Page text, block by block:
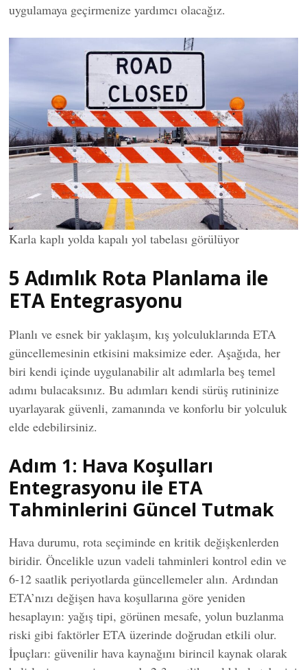
uygulamaya geçirmenize yardımcı olacağız.
Karla kaplı yolda kapalı yol tabelası görülüyor
5 Adımlık Rota Planlama ile
ETA Entegrasyonu
Planlı ve esnek bir yaklaşım, kış yolculuklarında ETA
güncellemesinin etkisini maksimize eder. Aşağıda, her
biri kendi içinde uygulanabilir alt adımlarla beş temel
adımı bulacaksınız. Bu adımları kendi sürüş rutininize
uyarlayarak güvenli, zamanında ve konforlu bir yolculuk
elde edebilirsiniz.
Adım 1: Hava Koşulları
Entegrasyonu ile ETA
Tahminlerini Güncel Tutmak
Hava durumu, rota seçiminde en kritik değişkenlerden
biridir. Öncelikle uzun vadeli tahminleri kontrol edin ve
6-12 saatlik periyotlarda güncellemeler alın. Ardından
ETA’nızı değişen hava koşullarına göre yeniden
hesaplayın: yağış tipi, görünen mesafe, yolun buzlanma
riski gibi faktörler ETA üzerinde doğrudan etkili olur.
İpuçları: güvenilir hava kaynağını birincil kaynak olarak